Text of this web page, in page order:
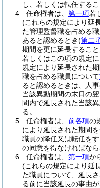
し、若しくは転任するこ
4
任命権者は、 第一項若
(これらの規定により延
た管理監督職を占める
あると認めるとき(第二
期間を更に延長するこ
若しくはこの項の規定
規定により延長された
職を占める職員について
ると認めるときは、人
当該異動期間の末日の
間内で延長された当該
る。
5
任命権者は、 前各項の
により延長された期間
職員の降任又は転任を
の同意を得なければなら
6
任命権者は、 第一項か
(これらの規定により延
た職員について、延長
る前に当該延長の事由